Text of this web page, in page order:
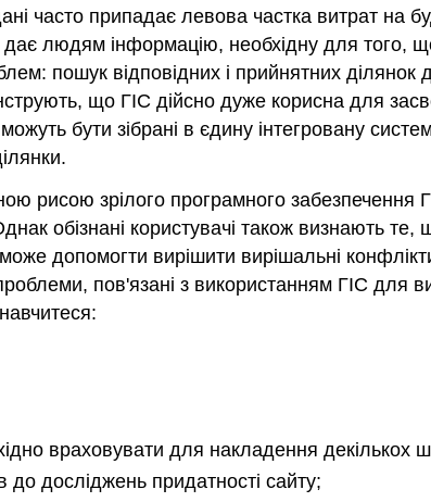
часто припадає левова частка витрат на
людям інформацію, необхідну для того,
пошук відповідних і прийнятних ділянок
що ГІС дійсно дуже корисна для
бути зібрані в єдину інтегровану
рисою зрілого програмного забезпечення
обізнані користувачі також визнають
допомогти вирішити вирішальні
пов'язані з використанням ГІС для
враховувати для накладення декількох
до досліджень придатності сайту;